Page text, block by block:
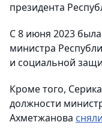
президента
С 8 июня 2023
министра
и социальной
Кроме того,
должности
Ахметжанова сняли